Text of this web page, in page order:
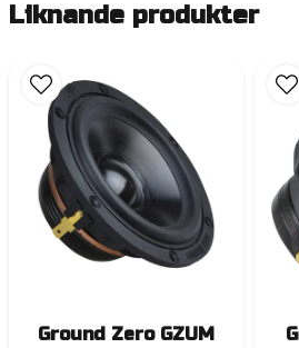
Liknande produkter
Ground Zero GZUM